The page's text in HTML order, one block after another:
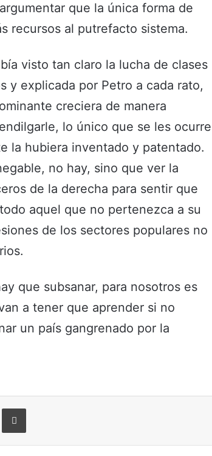
que la única forma de
recursos al putrefacto sistema.
visto tan claro la lucha de clases
y explicada por Petro a cada rato,
creciera de manera
lo único que se les ocurre
la hubiera inventado y patentado.
no hay, sino que ver la
de la derecha para sentir que
aquel que no pertenezca a su
de los sectores populares no
que subsanar, para nosotros es
a tener que aprender si no
un país gangrenado por la
por correo electrónicoImprimir